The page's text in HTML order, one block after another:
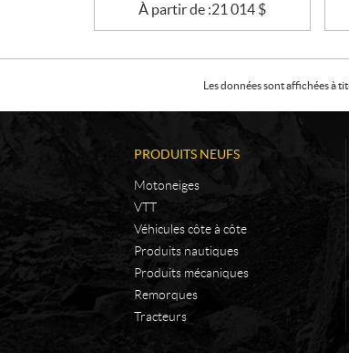
À partir de :21 014 $
Les données sont affichées
PRODUITS NEUFS
Motoneiges
VTT
Véhicules côte à côte
Produits nautiques
Produits mécaniques
Remorques
Tracteurs